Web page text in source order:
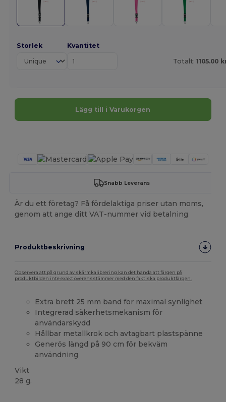
Storlek Kvantitet
Totalt: 1105.00
Lägg till i Varukorgen
Snabb Leverans
Är du ett företag? Få fördelaktiga priser utan moms,
genom att ange ditt VAT-nummer vid betalning
Produktbeskrivning
Observera att på grund av skärmkalibrering kan det hända att färgen på
produktbilden inte exakt överensstämmer med den faktiska produktfärgen.
Extra brett 25 mm band för maximal synlighet
Integrerad säkerhetsmekanism för
användarskydd
Hållbar metallkrok och avtagbart plastspänne
Generös längd på 90 cm för bekväm
användning
Vikt
28 g.